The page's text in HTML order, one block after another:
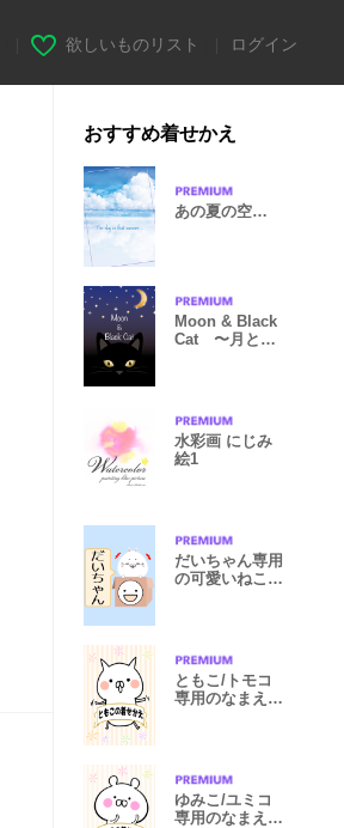
欲しいものリスト ログイン
おすすめ着せかえ
あの夏の空…
Moon & Black
Cat 〜月と黒
水彩画 にじみ
絵1
だいちゃん専用
の可愛いねこの
ともこ/トモコ
専用のなまえ名
ゆみこ/ユミコ
専用のなまえ名